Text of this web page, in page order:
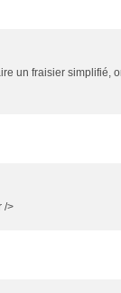
un fraisier simplifié,
/>